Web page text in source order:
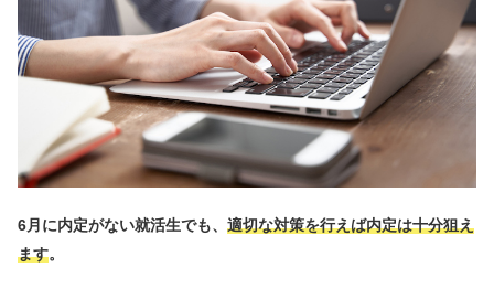
6月に内定がない就活生でも、 適切な対策を行えば内定は十分狙え
ます。